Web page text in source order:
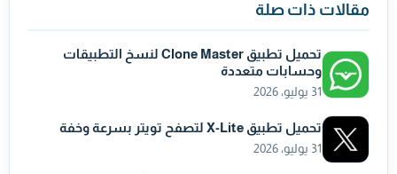
مقالات ذات صلة
تحميل تطبيق Clone Master لنسخ التطبيقات
وحسابات متعددة
31 يوليو، 2026
تحميل تطبيق X-Lite لتصفح تويتر بسرعة وخفة
31 يوليو، 2026